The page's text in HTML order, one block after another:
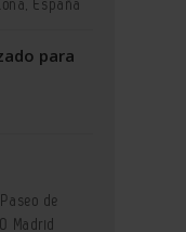
España
para
de
Madrid